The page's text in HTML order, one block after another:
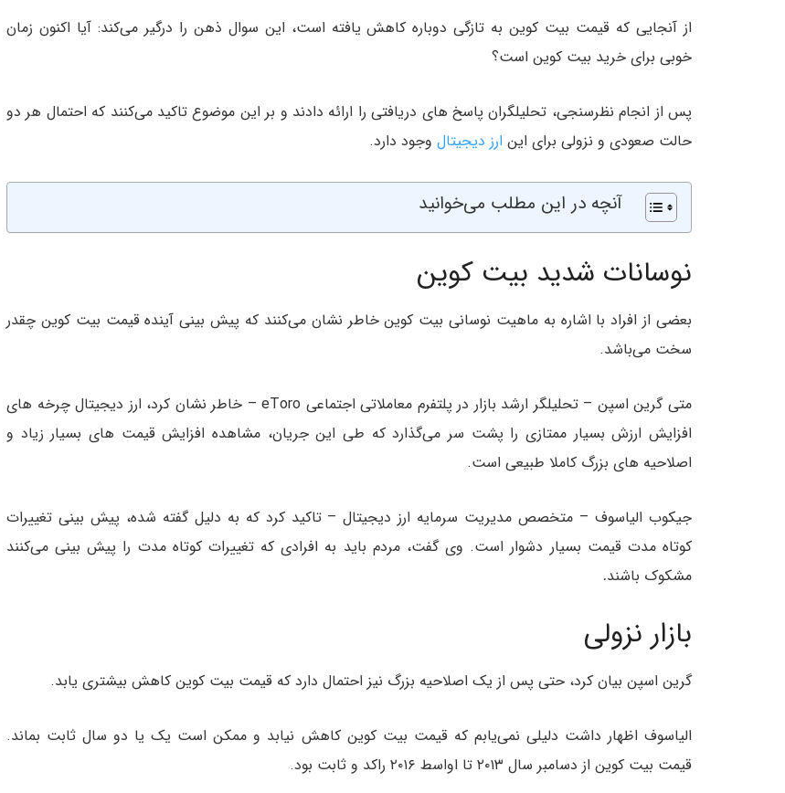
از آنجایی که قیمت بیت کوین به تازگی دوباره کاهش یافته است، این سوال ذهن را درگیر می‌کند: آیا اکنون زمان
خوبی برای خرید بیت کوین است؟
پس از انجام نظرسنجی، تحلیلگران پاسخ های دریافتی را ارائه دادند و بر این موضوع تاکید می‌کنند که احتمال هر دو
حالت صعودی و نزولی برای این ارز دیجیتال وجود دارد.
آنچه در این مطلب می‌خوانید
نوسانات شدید بیت کوین
بعضی از افراد با اشاره به ماهیت نوسانی بیت کوین خاطر نشان می‌کنند که پیش بینی آینده قیمت بیت کوین چقدر
سخت می‌باشد.
متی گرین اسپن – تحلیلگر ارشد بازار در پلتفرم معاملاتی اجتماعی eToro – خاطر نشان کرد، ارز دیجیتال چرخه های
افزایش ارزش بسیار ممتازی را پشت سر می‌گذارد که طی این جریان، مشاهده افزایش قیمت های بسیار زیاد ‌و
اصلاحیه های بزرگ کاملا طبیعی است.
جیکوب الیاسوف – متخصص مدیریت سرمایه ارز دیجیتال – تاکید کرد که به دلیل گفته شده، پیش بینی تغییرات
کوتاه مدت قیمت بسیار دشوار است. وی گفت، مردم باید به افرادی که تغییرات کوتاه مدت را پیش بینی می‌کنند
مشکوک باشند.
بازار نزولی
گرین اسپن بیان کرد، حتی پس از یک اصلاحیه بزرگ نیز احتمال دارد که قیمت بیت کوین کاهش بیشتری یابد.
الیاسوف اظهار داشت دلیلی نمی‌یابم که قیمت بیت کوین کاهش نیابد و ممکن است یک یا دو سال ثابت بماند.
قیمت بیت کوین از دسامبر سال ۲۰۱۳ تا اواسط ۲۰۱۶ راکد و ثابت بود.